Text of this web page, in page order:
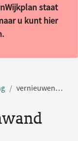
staat
u kunt hier
vernieuwen Droomwand